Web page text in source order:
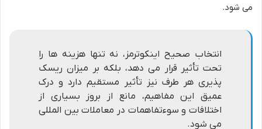
می شود.
انتخاب صحیح اینکوترمز، نه تنها هزینه ها را
تحت تأثیر قرار می دهد، بلکه بر میزان ریسک
پذیری هر طرف نیز تأثیر مستقیم دارد و درک
عمیق این مفاهیم، مانع از بروز بسیاری از
اختلافات و سوءتفاهمات در معاملات بین المللی
می شود.